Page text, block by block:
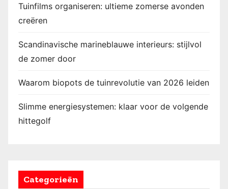
Tuinfilms organiseren: ultieme zomerse avonden
creëren
Scandinavische marineblauwe interieurs: stijlvol
de zomer door
Waarom biopots de tuinrevolutie van 2026 leiden
Slimme energiesystemen: klaar voor de volgende
hittegolf
Categorieën